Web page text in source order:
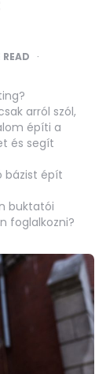
arról szól,
építi a
és segít
bázist épít
buktatói
foglalkozni?